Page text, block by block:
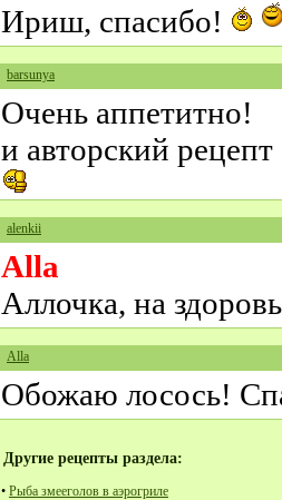
Ириш, спасибо!
barsunya
Очень аппетитно!
и авторский
alenkii
Alla
Аллочка, на
Alla
Обожаю лосось!
Другие рецепты раздела:
• Рыба змееголов в аэрогриле